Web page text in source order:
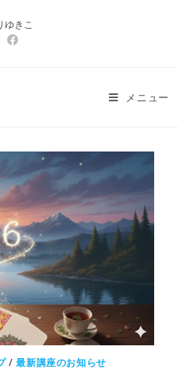
ゆきこ
メニュー
/最新講座のお知らせ